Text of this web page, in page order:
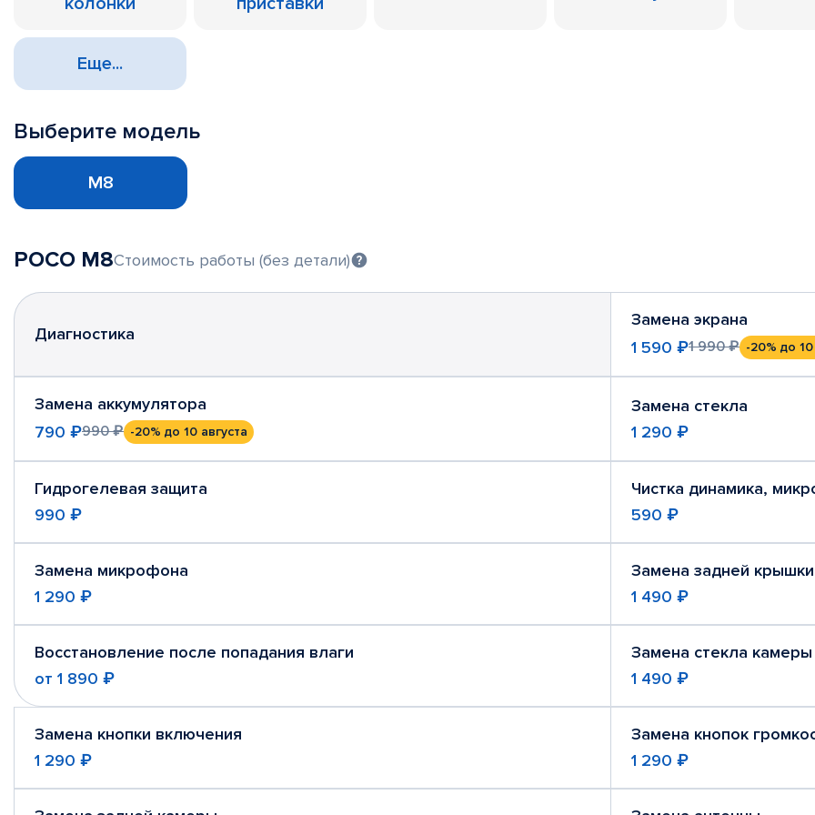
Еще...
Выберите модель
M8
POCO M8Стоимость работы (без детали)
Диагностика
Замена экрана
1 590 ₽1 990 ₽ -20% до 10
Замена аккумулятора
790 ₽990 ₽ -20% до 10 августа
Замена стекла
1 290 ₽
Гидрогелевая защита
990 ₽
Чистка динамика,
590 ₽
Замена микрофона
1 290 ₽
Замена задней крышки
1 490 ₽
Восстановление после попадания влаги
от 1 890 ₽
Замена стекла камеры
1 490 ₽
Замена кнопки включения
1 290 ₽
Замена кнопок
1 290 ₽